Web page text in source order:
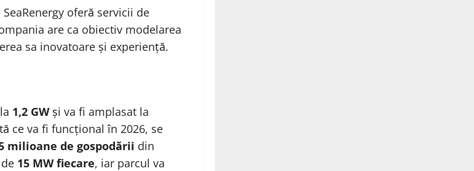
oferă servicii de
are ca obiectiv modelarea
sa inovatoare și experiență.
1,2 GWși va fi amplasat la
ce va fi funcțional în 2026, se
milioane de gospodării din
15 MW fiecare, iar parcul va